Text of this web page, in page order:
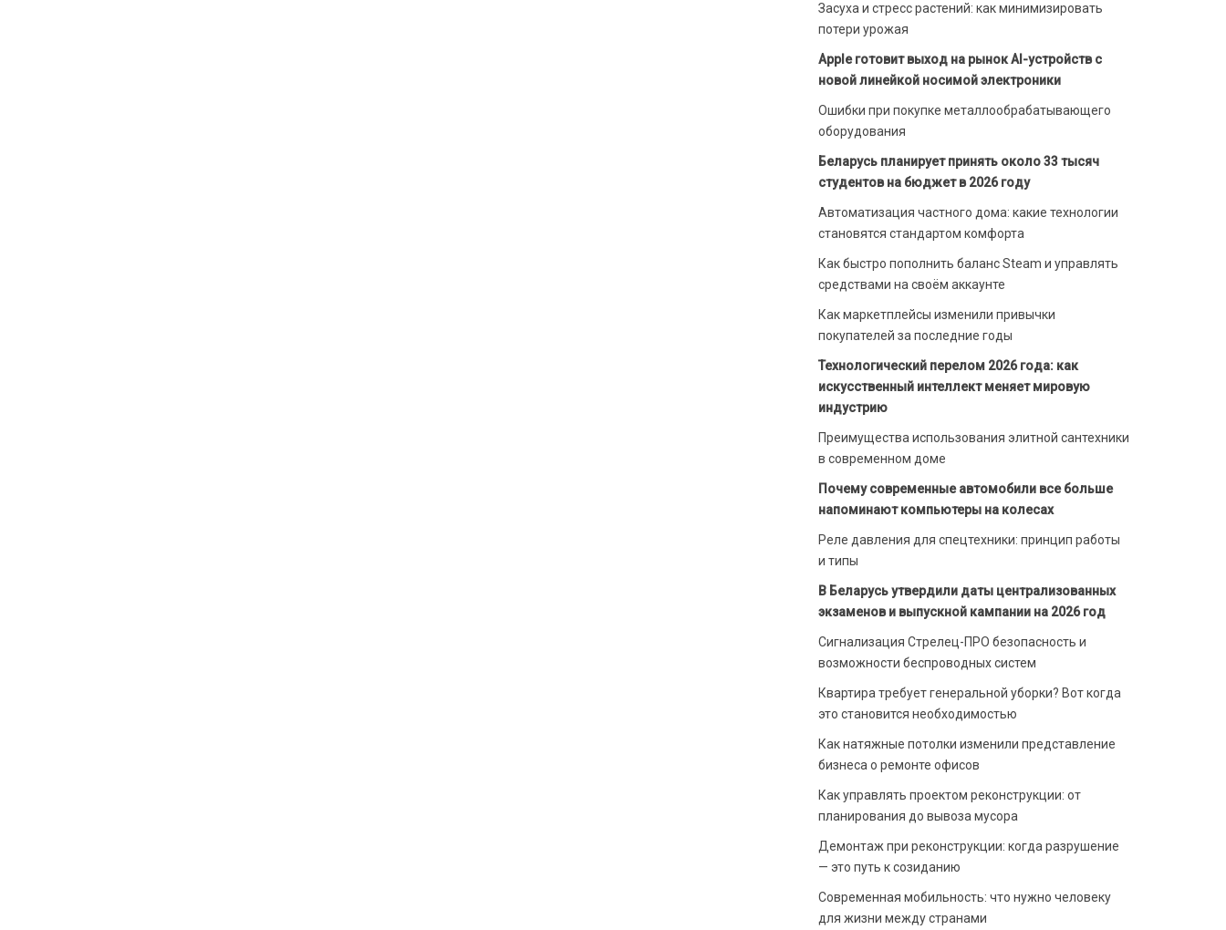
Засуха и стресс растений: как минимизировать
потери урожая
Apple готовит выход на рынок AI-устройств с
новой линейкой носимой электроники
Ошибки при покупке металлообрабатывающего
оборудования
Беларусь планирует принять около 33 тысяч
студентов на бюджет в 2026 году
Автоматизация частного дома: какие технологии
становятся стандартом комфорта
Как быстро пополнить баланс Steam и управлять
средствами на своём аккаунте
Как маркетплейсы изменили привычки
покупателей за последние годы
Технологический перелом 2026 года: как
искусственный интеллект меняет мировую
индустрию
Преимущества использования элитной сантехники
в современном доме
Почему современные автомобили все больше
напоминают компьютеры на колесах
Реле давления для спецтехники: принцип работы
и типы
В Беларусь утвердили даты централизованных
экзаменов и выпускной кампании на 2026 год
Сигнализация Стрелец-ПРО безопасность и
возможности беспроводных систем
Квартира требует генеральной уборки? Вот когда
это становится необходимостью
Как натяжные потолки изменили представление
бизнеса о ремонте офисов
Как управлять проектом реконструкции: от
планирования до вывоза мусора
Демонтаж при реконструкции: когда разрушение
— это путь к созиданию
Современная мобильность: что нужно человеку
для жизни между странами